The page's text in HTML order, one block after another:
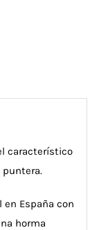
característico
puntera.
España con
horma